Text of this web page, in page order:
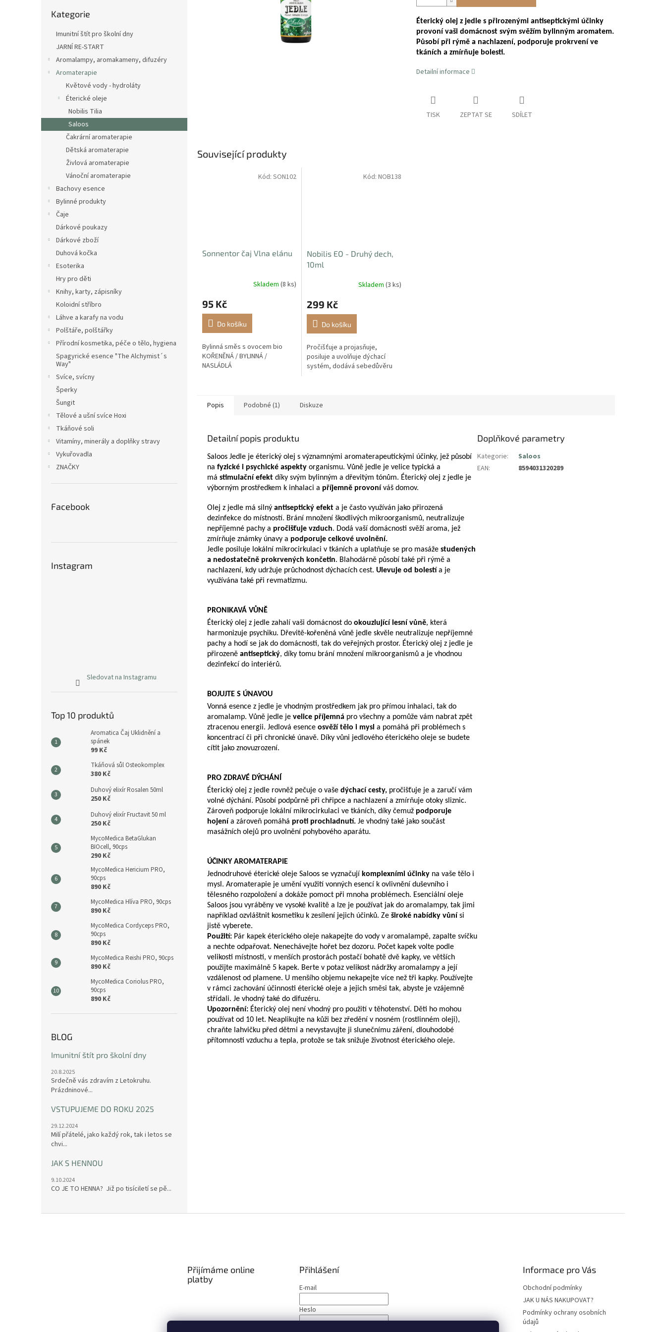
kategorie
Kategorie
Imunitní štít pro školní dny
JARNÍ RE-START
Aromalampy, aromakameny, difuzéry
Aromaterapie
Květové vody - hydroláty
Éterické oleje
Nobilis Tilia
Saloos
Čakrární aromaterapie
Dětská aromaterapie
Živlová aromaterapie
Vánoční aromaterapie
Bachovy esence
Bylinné produkty
Čaje
Dárkové poukazy
Dárkové zboží
Duhová kočka
Esoterika
Hry pro děti
Knihy, karty, zápisníky
Koloidní stříbro
Láhve a karafy na vodu
Polštáře, polštářky
Přírodní kosmetika, péče o tělo, hygiena
Spagyrické esence "The Alchymist´s
Way"
Svíce, svícny
Šperky
Šungit
Tělové a ušní svíce Hoxi
Tkáňové soli
Vitamíny, minerály a doplňky stravy
Vykuřovadla
ZNAČKY
Facebook
Instagram
Sledovat na Instagramu
Top 10 produktů
Aromatica Čaj Uklidnění a
spánek
99 Kč
Tkáňová sůl Osteokomplex
380 Kč
Duhový elixír Rosalen 50ml
250 Kč
Duhový elixír Fructavit 50 ml
250 Kč
MycoMedica BetaGlukan
BIOcell, 90cps
290 Kč
MycoMedica Hericium PRO,
90cps
890 Kč
MycoMedica Hlíva PRO, 90cps
890 Kč
MycoMedica Cordyceps PRO,
90cps
890 Kč
MycoMedica Reishi PRO, 90cps
890 Kč
MycoMedica Coriolus PRO,
90cps
890 Kč
BLOG
Imunitní štít pro školní dny
20.8.2025
Srdečně vás zdravím z Letokruhu.
Prázdninové...
VSTUPUJEME DO ROKU 2025
29.12.2024
Milí přátelé, jako každý rok, tak i letos se
chvi...
JAK S HENNOU
9.10.2024
CO JE TO HENNA? Již po tisíciletí se pě...
Éterický olej z jedle s přirozenými antiseptickými účinky
provoní vaši domácnost svým svěžím bylinným aromatem.
Působí při rýmě a nachlazení, podporuje prokrvení ve
tkáních a zmírňuje bolesti.
Detailní informace
TISK ZEPTAT SE SDÍLET
Související produkty
Sonnentor čaj Vlna elánu
Skladem (8 ks)
95 Kč
Do košíku
Bylinná směs s ovocem bio
KOŘENĚNÁ / BYLINNÁ /
NASLÁDLÁ
Kód: SON102
Nobilis EO - Druhý dech,
10ml
Skladem (3 ks)
299 Kč
Do košíku
Pročišťuje a projasňuje,
posiluje a uvolňuje dýchací
systém, dodává sebedůvěru
Kód: NOB138
Popis Podobné (1) Diskuze
Detailní popis produktu
Saloos Jedle je éterický olej s významnými aromaterapeutickými účinky, jež působí
na fyzické i psychické aspekty organismu. Vůně jedle je velice typická a
má stimulační efekt díky svým bylinným a dřevitým tónům. Éterický olej z jedle je
výborným prostředkem k inhalaci a příjemně provoní váš domov.
Olej z jedle má silný antiseptický efekt a je často využíván jako přirozená
dezinfekce do místností. Brání množení škodlivých mikroorganismů, neutralizuje
nepříjemné pachy a pročišťuje vzduch. Dodá vaší domácnosti svěží aroma, jež
zmírňuje známky únavy a podporuje celkové uvolnění.
Jedle posiluje lokální mikrocirkulaci v tkáních a uplatňuje se pro masáže studených
a nedostatečně prokrvených končetin. Blahodárně působí také při rýmě a
nachlazení, kdy udržuje průchodnost dýchacích cest. Ulevuje od bolestí a je
využívána také při revmatizmu.
PRONIKAVÁ VŮNĚ
Éterický olej z jedle zahalí vaši domácnost do okouzlující lesní vůně, která
harmonizuje psychiku. Dřevitě-kořeněná vůně jedle skvěle neutralizuje nepříjemné
pachy a hodí se jak do domácnosti, tak do veřejných prostor. Éterický olej z jedle je
přirozeně antiseptický, díky tomu brání množení mikroorganismů a je vhodnou
dezinfekcí do interiérů.
BOJUJTE S ÚNAVOU
Vonná esence z jedle je vhodným prostředkem jak pro přímou inhalaci, tak do
aromalamp. Vůně jedle je velice příjemná pro všechny a pomůže vám nabrat zpět
ztracenou energii. Jedlová esence osvěží tělo i mysl a pomáhá při problémech s
koncentrací či při chronické únavě. Díky vůni jedlového éterického oleje se budete
cítit jako znovuzrození.
PRO ZDRAVÉ DÝCHÁNÍ
Éterický olej z jedle rovněž pečuje o vaše dýchací cesty, pročišťuje je a zaručí vám
volné dýchání. Působí podpůrně při chřipce a nachlazení a zmírňuje otoky sliznic.
Zároveň podporuje lokální mikrocirkulaci ve tkáních, díky čemuž podporuje
hojení a zároveň pomáhá proti prochladnutí. Je vhodný také jako součást
masážních olejů pro uvolnění pohybového aparátu.
ÚČINKY AROMATERAPIE
Jednodruhové éterické oleje Saloos se vyznačují komplexními účinky na vaše tělo i
mysl. Aromaterapie je umění využití vonných esencí k ovlivnění duševního i
tělesného rozpoložení a dokáže pomoct při mnoha problémech. Esenciální oleje
Saloos jsou vyráběny ve vysoké kvalitě a lze je používat jak do aromalampy, tak jimi
například ozvláštnit kosmetiku k zesílení jejich účinků. Ze široké nabídky vůní si
jistě vyberete.
Použití: Pár kapek éterického oleje nakapejte do vody v aromalampě, zapalte svíčku
a nechte odpařovat. Nenechávejte hořet bez dozoru. Počet kapek volte podle
velikosti místnosti, v menších prostorách postačí bohatě dvě kapky, ve větších
použijte maximálně 5 kapek. Berte v potaz velikost nádržky aromalampy a její
vzdálenost od plamene. U menšího objemu nekapejte více než tři kapky. Používejte
v rámci zachování účinnosti éterické oleje a jejich směsi tak, abyste je vzájemně
střídali. Je vhodný také do difuzéru.
Upozornění: Éterický olej není vhodný pro použití v těhotenství. Děti ho mohou
používat od 10 let. Neaplikujte na kůži bez zředění v nosném (rostlinném oleji),
chraňte lahvičku před dětmi a nevystavujte ji slunečnímu záření, dlouhodobé
přítomnosti vzduchu a tepla, protože se tak snižuje životnost éterického oleje.
Doplňkové parametry
Kategorie:
Saloos
EAN: 8594031320289
Přijímáme online
platby
Přihlášení
E-mail
Heslo
Informace pro Vás
Obchodní podmínky
JAK U NÁS NAKUPOVAT?
Podmínky ochrany osobních
údajů